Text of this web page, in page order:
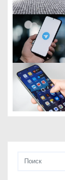
з
а
п
и
я